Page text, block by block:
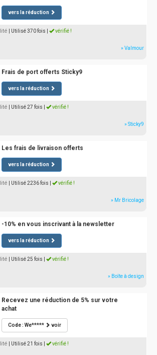
vers la réduction
| Utilisé 370 fois vérifié !
» Valmour
Frais de port offerts Sticky9
vers la réduction
| Utilisé 27 fois vérifié !
» Sticky9
Les frais de livraison offerts
vers la réduction
| Utilisé 2236 fois vérifié !
» Mr Bricolage
-10% en vous inscrivant à la newsletter
vers la réduction
| Utilisé 25 fois vérifié !
» Boîte à design
Recevez une réduction de 5% sur votre
achat
Code : We***** voir
| Utilisé 21 fois vérifié !